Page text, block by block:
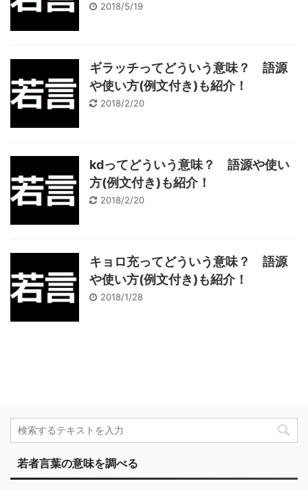
2018/5/19
ギラッチってどういう意味？ 語源
や使い方(例文付き)も紹介！
2018/2/20
kdってどういう意味？ 語源や使い
方(例文付き)も紹介！
2018/2/20
キョロ充ってどういう意味？ 語源
や使い方(例文付き)も紹介！
2018/1/28
若者言葉の意味を調べる